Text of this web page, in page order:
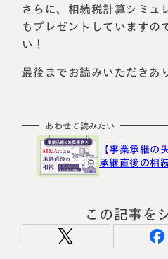
さらに、相続税計算シミュ
もプレゼントしていますの
い！
最後までお読みいただきあ
あわせて読みたい
【事業承継の
承継直後の相
この記事を